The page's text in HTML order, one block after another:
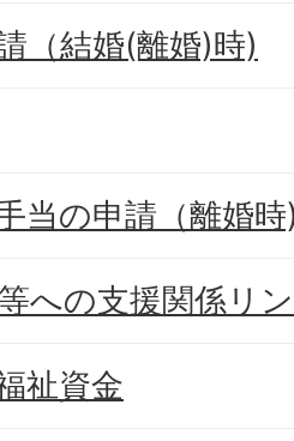
（結婚(離婚)時)
当の申請（離婚
への支援関係リ
祉資金